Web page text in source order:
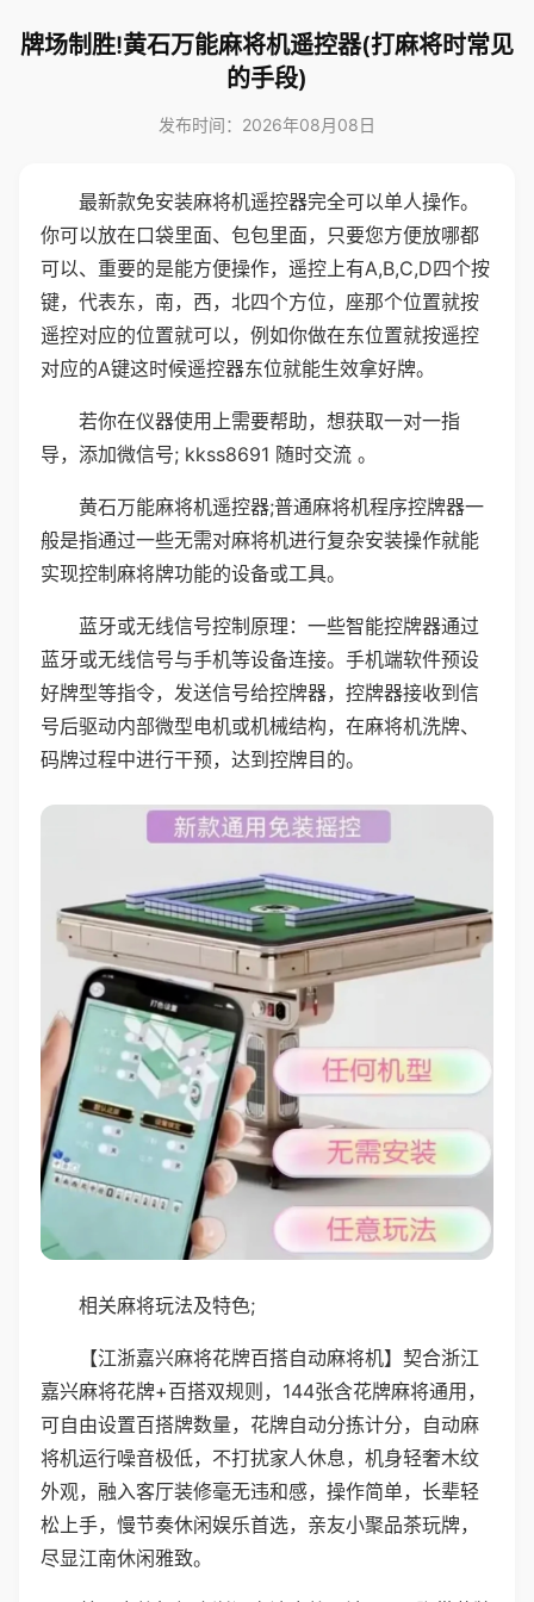
牌场制胜!黄石万能麻将机遥控器(打麻将时常见
的手段)
发布时间：2026年08月08日
最新款免安装麻将机遥控器完全可以单人操作。
你可以放在口袋里面、包包里面，只要您方便放哪都
可以、重要的是能方便操作，遥控上有A,B,C,D四个按
键，代表东，南，西，北四个方位，座那个位置就按
遥控对应的位置就可以，例如你做在东位置就按遥控
对应的A键这时候遥控器东位就能生效拿好牌。
若你在仪器使用上需要帮助，想获取一对一指
导，添加微信号; kkss8691 随时交流 。
黄石万能麻将机遥控器;普通麻将机程序控牌器一
般是指通过一些无需对麻将机进行复杂安装操作就能
实现控制麻将牌功能的设备或工具。
蓝牙或无线信号控制原理：一些智能控牌器通过
蓝牙或无线信号与手机等设备连接。手机端软件预设
好牌型等指令，发送信号给控牌器，控牌器接收到信
号后驱动内部微型电机或机械结构，在麻将机洗牌、
码牌过程中进行干预，达到控牌目的。
相关麻将玩法及特色;
【江浙嘉兴麻将花牌百搭自动麻将机】契合浙江
嘉兴麻将花牌+百搭双规则，144张含花牌麻将通用，
可自由设置百搭牌数量，花牌自动分拣计分，自动麻
将机运行噪音极低，不打扰家人休息，机身轻奢木纹
外观，融入客厅装修毫无违和感，操作简单，长辈轻
松上手，慢节奏休闲娱乐首选，亲友小聚品茶玩牌，
尽显江南休闲雅致。